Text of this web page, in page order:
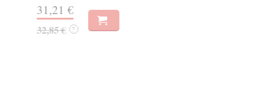
31,21 €
32,85 € ?